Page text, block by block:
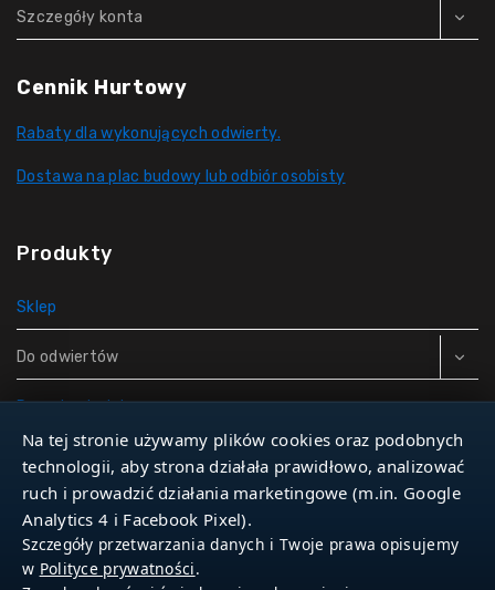
Szczegóły konta
Cennik Hurtowy
Rabaty dla wykonujących odwierty.
Dostawa na plac budowy lub odbiór osobisty
Produkty
Sklep
Do odwiertów
Rury do studni
Zbiorniki hydroforowe
Narzędzia
Na tej stronie używamy plików cookies oraz podobnych
technologii, aby strona działała prawidłowo, analizować
ruch i prowadzić działania marketingowe (m.in. Google
Analytics 4 i Facebook Pixel).
Szczegóły przetwarzania danych i Twoje prawa opisujemy
w Polityce prywatności.